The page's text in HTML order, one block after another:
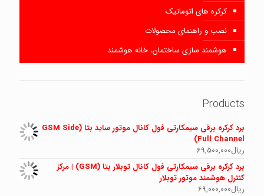
کرکره های اتوماتیک
نصب و راهنمای محصولات
هوشمند سازی ساختمان، خانه هوشمند
Products
برد کرکره برقی سیمکارتی فول کانال موتور ساید بتا (GSM Side
Full Channel)
ریال69,500,000
برد کرکره برقی سیمکارتی فول کانال توبلار بتا (GSM) | مرکز
کنترل هوشمند موتور توبلار
ریال69,000,000